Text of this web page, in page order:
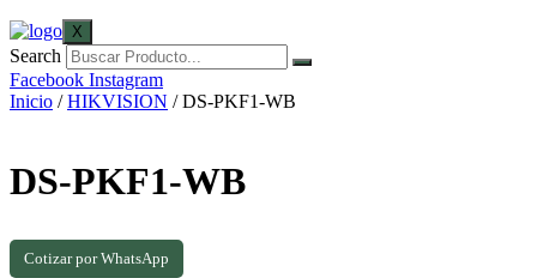
X
Search
Facebook Instagram
Inicio /HIKVISION / DS-PKF1-WB
DS-PKF1-WB
Cotizar por WhatsApp